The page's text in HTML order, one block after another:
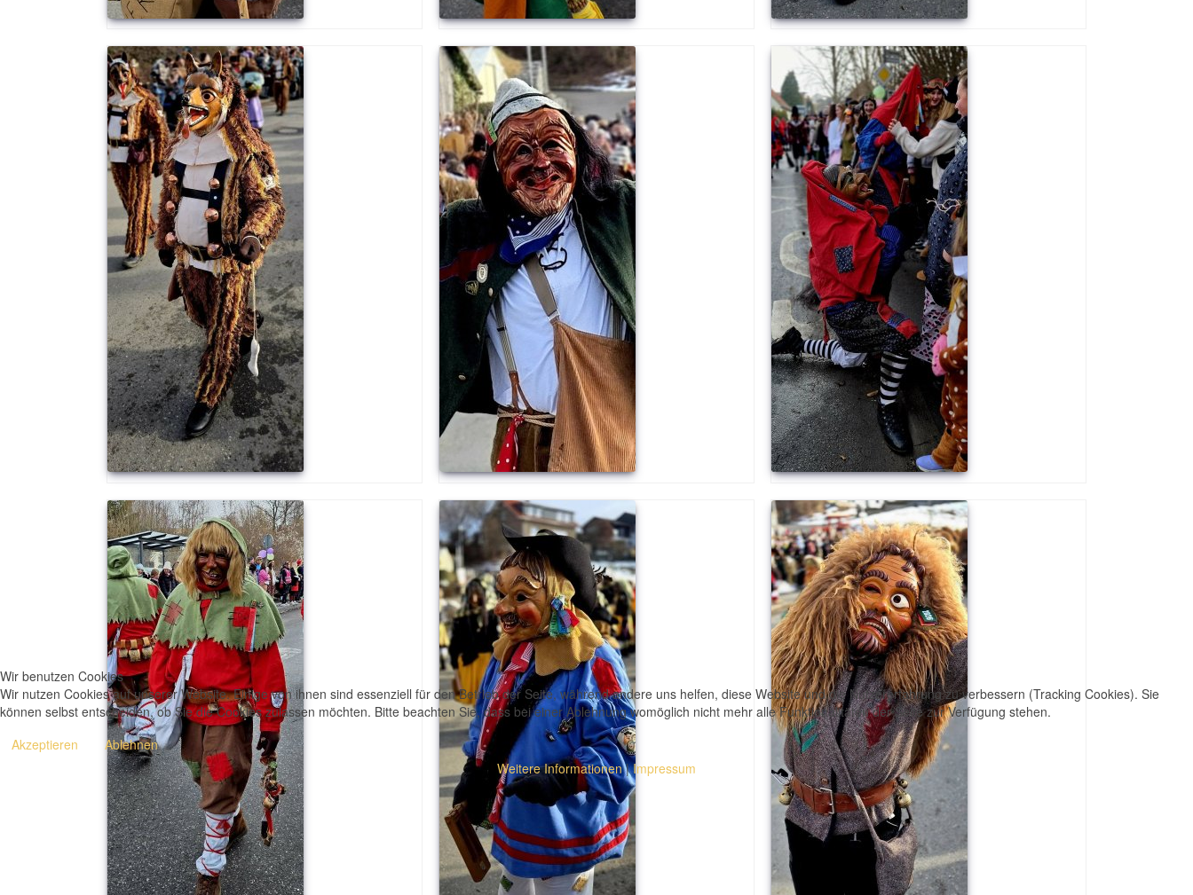
Wir benutzen Cookies
Wir nutzen Cookies auf unserer Website. Einige von ihnen sind essenziell für den Betrieb der Seite, während andere uns helfen, diese Website und die Nutzererfahrung zu verbessern (Tracking Cookies). Sie
können selbst entscheiden, ob Sie die Cookies zulassen möchten. Bitte beachten Sie, dass bei einer Ablehnung womöglich nicht mehr alle Funktionalitäten der Seite zur Verfügung stehen.
Akzeptieren
Ablehnen
Weitere Informationen|Impressum